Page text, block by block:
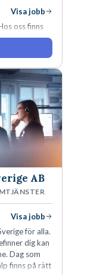
Visa jobb
oss finns
uppmuntras
är
hos oss går i
mest
AB
Visa jobb
för alla.
dig kan
Dag som
finns på rätt